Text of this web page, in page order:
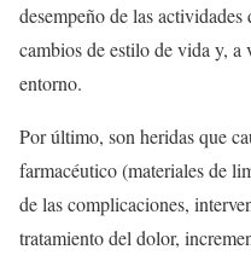
desempeño de las
cambios de estilo de vida y, a
entorno.
Por último, son heridas que
farmacéutico (materiales de
de las complicaciones,
tratamiento del dolor,